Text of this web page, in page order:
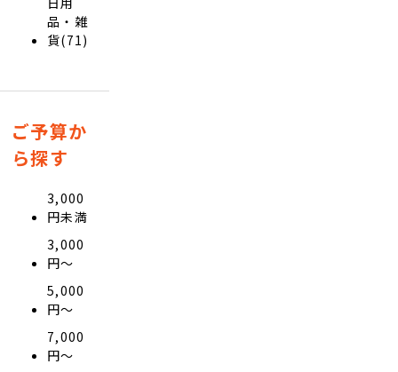
品・雑
貨(71)
ご予算か
ら探す
3,000
円未満
3,000
円〜
5,000
円〜
7,000
円〜